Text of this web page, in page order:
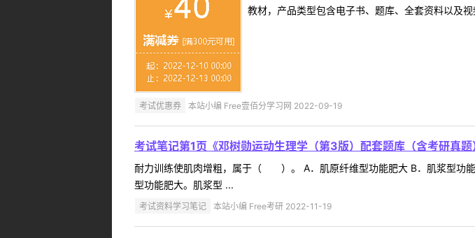
教材，产品类型包含电子书、题库、全套资料以及
考试优惠券 本站小编 Free壹佰分学习网 2022-09-19
考试笔记第1页《邓树勋运动生理学（第3版）配套题库（含考研真题
耐力训练使肌肉增粗，属于（ ）。 A．肌原纤维型功能肥大 B．肌浆型功
型功能肥大。肌浆型 ...
考试资料学习笔记 本站小编 Free考研 2022-11-19